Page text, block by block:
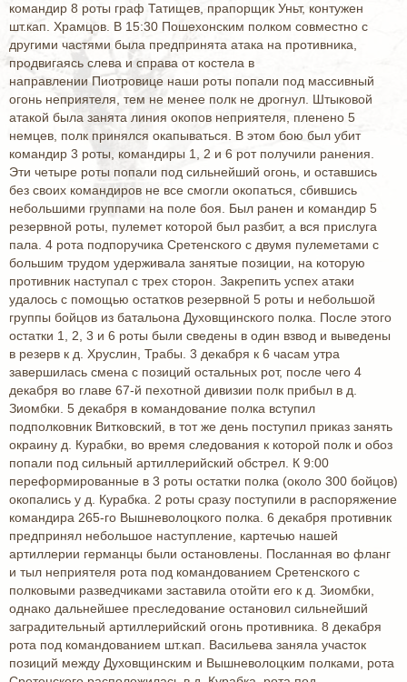
командир 8 роты граф Татищев, прапорщик Уньт, контужен
шт.кап. Храмцов. В 15:30 Пошехонским полком совместно с
другими частями была предпринята атака на противника,
продвигаясь слева и справа от костела в
направлении Пиотровице наши роты попали под массивный
огонь неприятеля, тем не менее полк не дрогнул. Штыковой
атакой была занята линия окопов неприятеля, пленено 5
немцев, полк принялся окапываться. В этом бою был убит
командир 3 роты, командиры 1, 2 и 6 рот получили ранения.
Эти четыре роты попали под сильнейший огонь, и оставшись
без своих командиров не все смогли окопаться, сбившись
небольшими группами на поле боя. Был ранен и командир 5
резервной роты, пулемет которой был разбит, а вся прислуга
пала. 4 рота подпоручика Сретенского с двумя пулеметами с
большим трудом удерживала занятые позиции, на которую
противник наступал с трех сторон. Закрепить успех атаки
удалось с помощью остатков резервной 5 роты и небольшой
группы бойцов из батальона Духовщинского полка. После этого
остатки 1, 2, 3 и 6 роты были сведены в один взвод и выведены
в резерв к д. Хруслин, Трабы. 3 декабря к 6 часам утра
завершилась смена с позиций остальных рот, после чего 4
декабря во главе 67-й пехотной дивизии полк прибыл в д.
Зиомбки. 5 декабря в командование полка вступил
подполковник Витковский, в тот же день поступил приказ занять
окраину д. Курабки, во время следования к которой полк и обоз
попали под сильный артиллерийский обстрел. К 9:00
переформированные в 3 роты остатки полка (около 300 бойцов)
окопались у д. Курабка. 2 роты сразу поступили в распоряжение
командира 265-го Вышневолоцкого полка. 6 декабря противник
предпринял небольшое наступление, картечью нашей
артиллерии германцы были остановлены. Посланная во фланг
и тыл неприятеля рота под командованием Сретенского с
полковыми разведчиками заставила отойти его к д. Зиомбки,
однако дальнейшее преследование остановил сильнейший
заградительный артиллерийский огонь противника. 8 декабря
рота под командованием шт.кап. Васильева заняла участок
позиций между Духовщинским и Вышневолоцким полками, рота